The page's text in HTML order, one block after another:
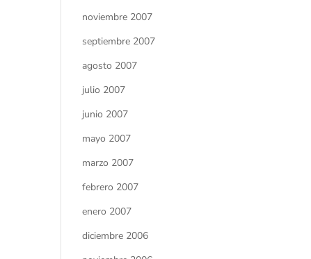
noviembre 2007
septiembre 2007
agosto 2007
julio 2007
junio 2007
mayo 2007
marzo 2007
febrero 2007
enero 2007
diciembre 2006